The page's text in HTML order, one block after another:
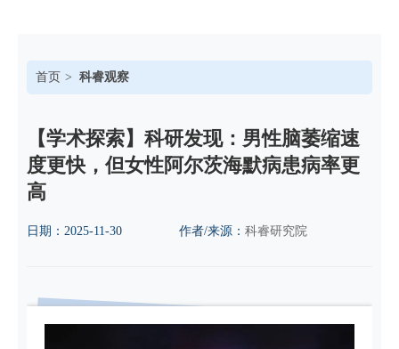
首页 科睿观察
【学术探索】科研发现：男性脑萎缩速
度更快，但女性阿尔茨海默病患病率更
高
日期： 2025-11-30 作者/来源： 科睿研究院